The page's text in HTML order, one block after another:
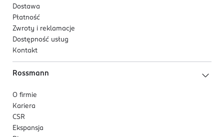
Dostawa
Płatność
Zwroty i reklamacje
Dostępność usług
Kontakt
Rossmann
O firmie
Kariera
CSR
Ekspansja